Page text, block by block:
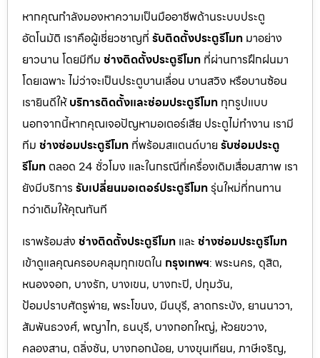
หากคุณกำลังมองหาความเป็นมืออาชีพด้านระบบประตู
อัตโนมัติ เราคือผู้เชี่ยวชาญที่ รับติดตั้งประตูรีโมท มาอย่าง
ยาวนาน โดยมีทีม ช่างติดตั้งประตูรีโมท ที่ผ่านการฝึกฝนมา
โดยเฉพาะ ไม่ว่าจะเป็นประตูบานเลื่อน บานสวิง หรือบานซ้อน
เรายินดีให้บริการติดตั้งและซ่อมประตูรีโมท ทุกรูปแบบ
นอกจากนี้หากคุณเจอปัญหามอเตอร์เสีย ประตูไม่ทำงาน เรามี
ทีม ช่างซ่อมประตูรีโมท ที่พร้อมสแตนด์บาย รับซ่อมประตู
รีโมท ตลอด 24 ชั่วโมง และในกรณีที่เครื่องเดิมเสื่อมสภาพ เรา
ยังมีบริการ รับเปลี่ยนมอเตอร์ประตูรีโมทรุ่นใหม่ที่ทนทาน
กว่าเดิมให้คุณทันที
เราพร้อมส่ง ช่างติดตั้งประตูรีโมท และ ช่างซ่อมประตูรีโมท
เข้าดูแลคุณครอบคลุมทุกเขตใน กรุงเทพฯ: พระนคร, ดุสิต,
หนองจอก, บางรัก, บางเขน, บางกะปิ, ปทุมวัน,
ป้อมปราบศัตรูพ่าย, พระโขนง, มีนบุรี, ลาดกระบัง, ยานนาวา,
สัมพันธวงศ์, พญาไท, ธนบุรี, บางกอกใหญ่, ห้วยขวาง,
คลองสาน, ตลิ่งชัน, บางกอกน้อย, บางขุนเทียน, ภาษีเจริญ,